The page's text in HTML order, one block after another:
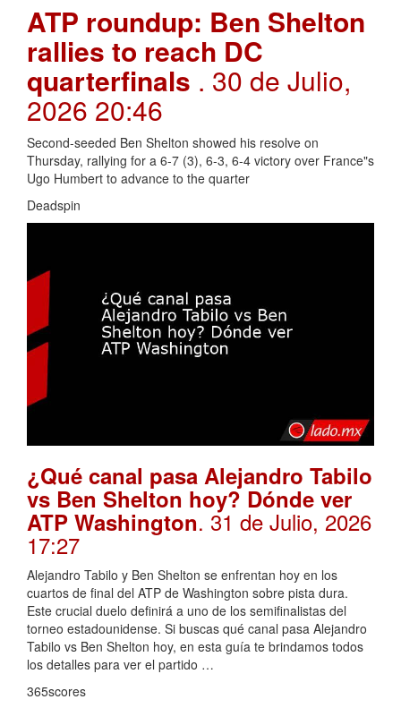
ATP roundup: Ben Shelton
rallies to reach DC
quarterfinals . 30 de Julio,
2026 20:46
Second-seeded Ben Shelton showed his resolve on
Thursday, rallying for a 6-7 (3), 6-3, 6-4 victory over France"s
Ugo Humbert to advance to the quarter
Deadspin
¿Qué canal pasa Alejandro Tabilo
vs Ben Shelton hoy? Dónde ver
ATP Washington. 31 de Julio, 2026
17:27
Alejandro Tabilo y Ben Shelton se enfrentan hoy en los
cuartos de final del ATP de Washington sobre pista dura.
Este crucial duelo definirá a uno de los semifinalistas del
torneo estadounidense. Si buscas qué canal pasa Alejandro
Tabilo vs Ben Shelton hoy, en esta guía te brindamos todos
los detalles para ver el partido …
365scores